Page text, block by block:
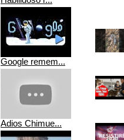
Google remem...
Adios Chimue...